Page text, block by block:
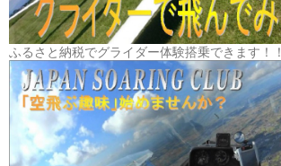
ふるさと納税でグライダー体験搭乗できます！！